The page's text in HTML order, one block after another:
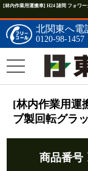
[林内作業用運搬車] H24 諸岡 フォワ
北関東へ電
0120-98-1457
[林内作業用運
ブ製回転グラ
商品番号